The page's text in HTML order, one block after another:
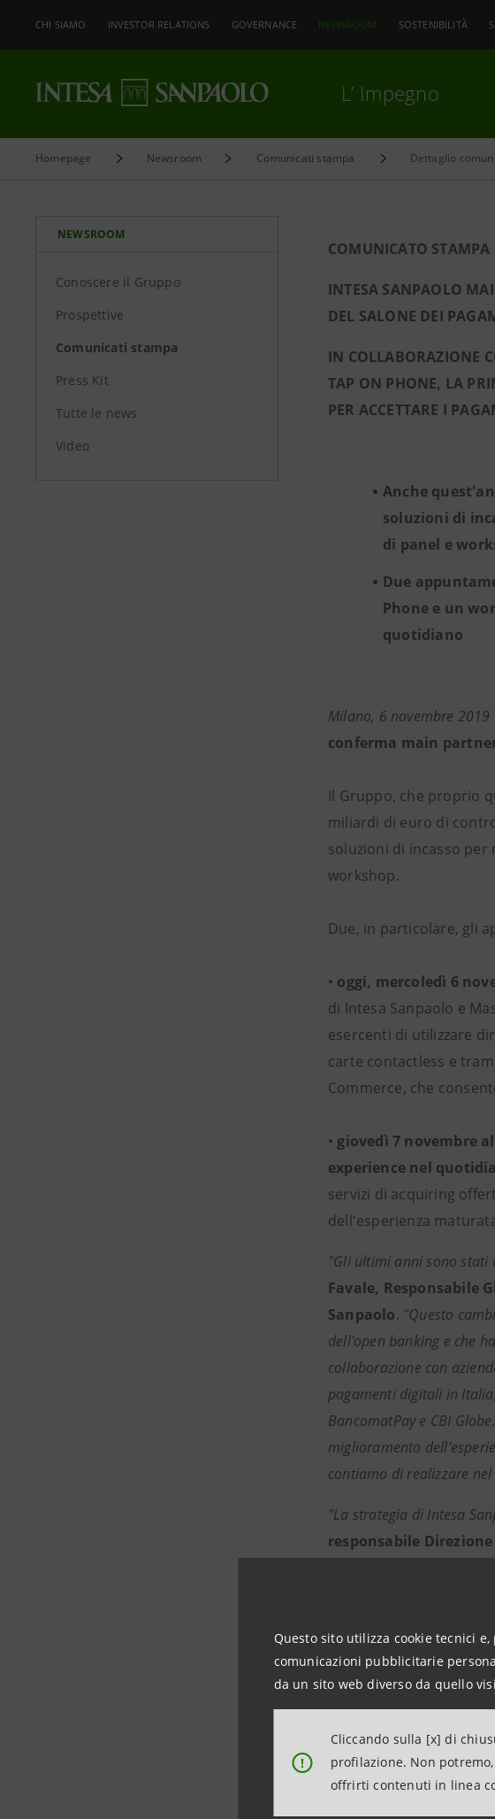
Questo sito utilizza cookie tecnici
comunicazioni pubblicitarie
da un sito web diverso da quello
!
Cliccando sulla [x] di
profilazione. Non
offrirti contenuti in linea
CHI SIAMO INVESTOR RELATIONS GOVERNANCE NEWSROOM SOSTENIBILITÀ
L’ Impegno
Homepage Newsroom Comunicati stampa Dettaglio
NEWSROOM
Conoscere il Gruppo
Prospettive
Comunicati stampa
Press Kit
Tutte le news
Video
COMUNICATO STAMPA
INTESA SANPAOLO
DEL SALONE DEI
IN COLLABORAZIONE
TAP ON PHONE, LA
PER ACCETTARE I
Anche
soluzioni di
di panel e
Due
Phone e un
quotidiano
Milano, 6 novembre 2019
conferma main
Il Gruppo, che proprio
miliardi di euro di
soluzioni di incasso per
workshop.
Due, in particolare, gli
• oggi, mercoledì 6
di Intesa Sanpaolo e
esercenti di utilizzare
carte contactless e
Commerce, che
• giovedì 7 novembre
experience nel
servizi di acquiring
dell'esperienza
"Gli ultimi anni sono stati
Favale, Responsabile
Sanpaolo. "Questo
dell'open banking e che
collaborazione con
pagamenti digitali in
BancomatPay e CBI
miglioramento
contiamo di realizzare
"La strategia di Intesa
responsabile
pagamento e di
interoperabili. Le nuove
acquiring - e l'ampia
come canale chiave nelle
pagamenti, attraverso
costantemente